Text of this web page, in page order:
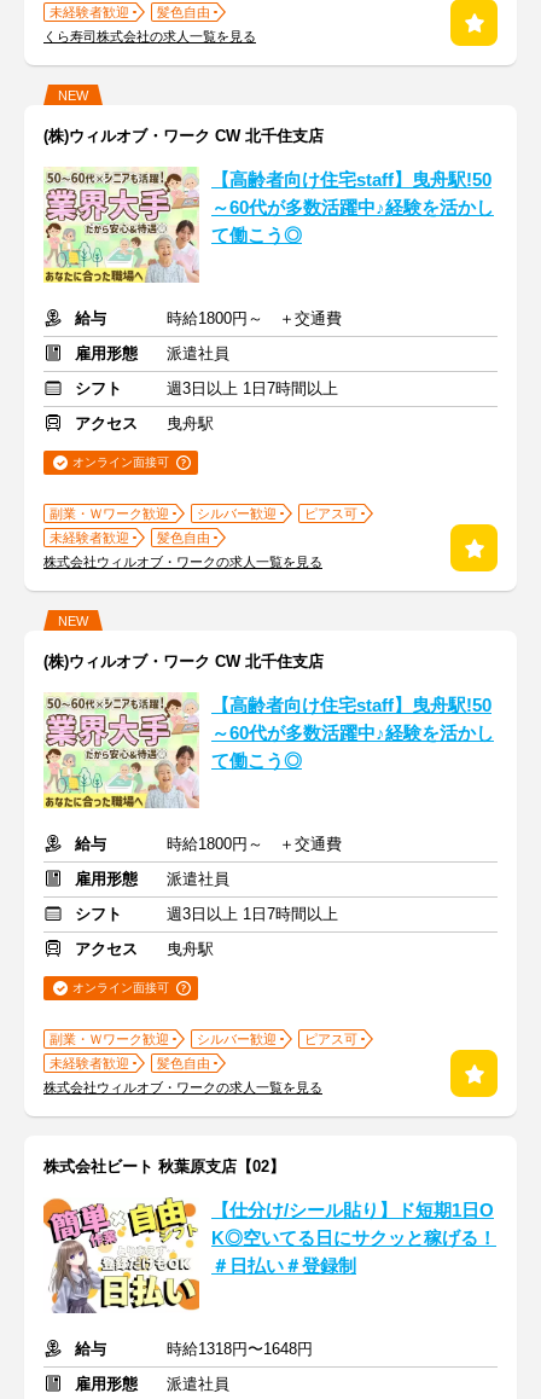
未経験者歓迎
髪色自由
くら寿司株式会社の求人一覧を見る
NEW
(株)ウィルオブ・ワーク CW 北千住支店
【高齢者向け住宅staff】曳舟駅!50
～60代が多数活躍中♪経験を活かし
て働こう◎
給与
時給1800円～ ＋交通費
雇用形態
派遣社員
シフト
週3日以上 1日7時間以上
アクセス
曳舟駅
オンライン面接可
副業・Ｗワーク歓迎 シルバー歓迎
ピアス可
未経験者歓迎
髪色自由
株式会社ウィルオブ・ワークの求人一覧を見る
NEW
(株)ウィルオブ・ワーク CW 北千住支店
【高齢者向け住宅staff】曳舟駅!50
～60代が多数活躍中♪経験を活かし
て働こう◎
給与
時給1800円～ ＋交通費
雇用形態
派遣社員
シフト
週3日以上 1日7時間以上
アクセス
曳舟駅
オンライン面接可
副業・Ｗワーク歓迎 シルバー歓迎
ピアス可
未経験者歓迎
髪色自由
株式会社ウィルオブ・ワークの求人一覧を見る
株式会社ビート 秋葉原支店【02】
【仕分け/シール貼り】ド短期1日O
K◎空いてる日にサクッと稼げる！
＃日払い＃登録制
給与
時給1318円〜1648円
雇用形態
派遣社員